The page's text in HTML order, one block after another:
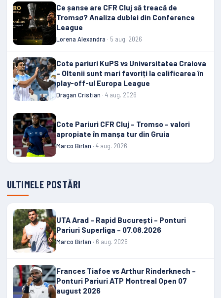
Ce șanse are CFR Cluj să treacă de
Tromsø? Analiza dublei din Conference
League
Lorena Alexandra · 5 aug. 2026
Cote pariuri KuPS vs Universitatea Craiova
– Oltenii sunt mari favoriți la calificarea în
play-off-ul Europa League
Dragan Cristian · 4 aug. 2026
Cote Pariuri CFR Cluj – Tromso – valori
apropiate în manșa tur din Gruia
Marco Birlan · 4 aug. 2026
ULTIMELE POSTĂRI
UTA Arad – Rapid București – Ponturi
Pariuri Superliga – 07.08.2026
Marco Birlan · 6 aug. 2026
Frances Tiafoe vs Arthur Rinderknech –
Ponturi Pariuri ATP Montreal Open 07
august 2026